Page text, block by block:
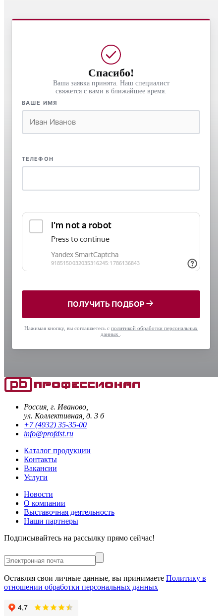
Спасибо!
Ваша заявка принята. Наш специалист
свяжется с вами в ближайшее время.
ВАШЕ ИМЯ
ТЕЛЕФОН
ПОЛУЧИТЬ ПОДБОР
Нажимая кнопку, вы соглашаетесь с политикой обработки персональных
данных
Россия, г. Иваново,
ул. Коллективная, д. 3 б
+7 (4932) 35-35-00
info@profdst.ru
Каталог продукции
Контакты
Вакансии
Услуги
Новости
О компании
Выставочная деятельность
Наши партнеры
Подписывайтесь на рассылку прямо сейчас!
Оставляя свои личные данные, вы принимаете Политику в
отношении обработки персональных данных